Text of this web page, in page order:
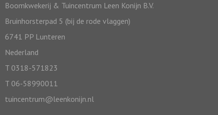
Boomkwekerij & Tuincentrum Leen Konijn B.V.
Bruinhorsterpad 5 (bij de rode vlaggen)
6741 PP Lunteren
Nederland
T 0318-571823
T 06-58990011
tuincentrum@leenkonijn.nl